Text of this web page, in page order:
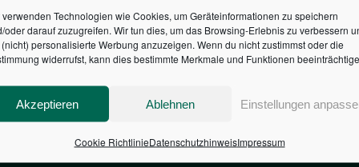
verwenden Technologien wie Cookies, um Geräteinformationen zu speichern
oder darauf zuzugreifen. Wir tun dies, um das Browsing-Erlebnis zu verbessern
personalisierte Werbung anzuzeigen. Wenn du nicht zustimmst oder die
widerrufst, kann dies bestimmte Merkmale und Funktionen
Akzeptieren Ablehnen Einstellungen
Cookie RichtlinieDatenschutzhinweisImpressum
DES BUNDES DER
€
IN DEUTSCHLAND